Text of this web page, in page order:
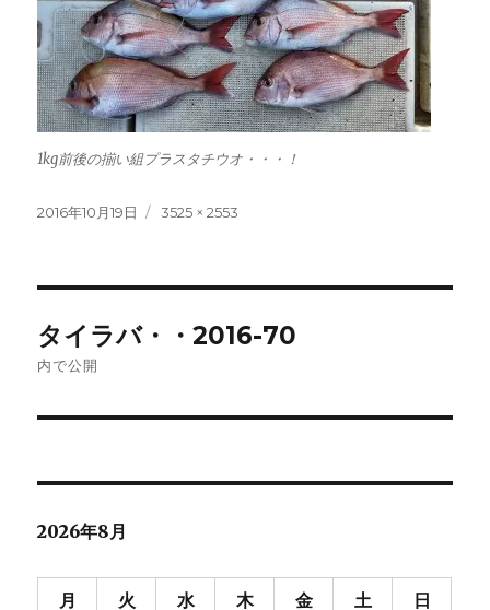
1kg前後の揃い組プラスタチウオ・・・！
投
2016年10月19日
フ
3525 × 2553
稿
ゲ
ー
シ
タイラバ・・2016-70
内で公開
2026年8月
月 火 水 木 金 土 日